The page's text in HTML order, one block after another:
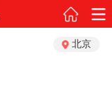
北京